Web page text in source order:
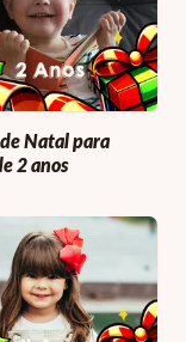
Natal para
2 anos